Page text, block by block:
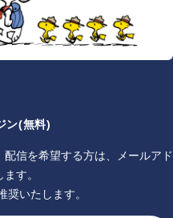
ン(無料)
信を希望する方は、メールアド
す。
いたします。